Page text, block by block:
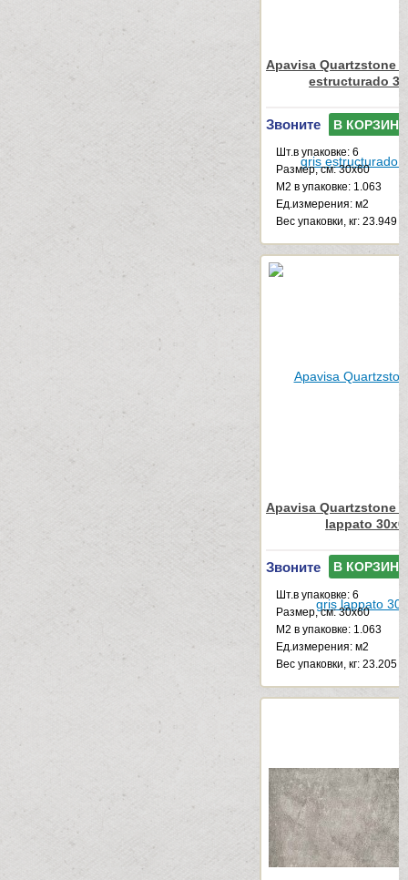
Apavisa Quartzstone
estructurado
Звоните В КОРЗИНУ
Шт.в упаковке: 6
Размер, см: 30x60
М2 в упаковке: 1.063
Ед.измерения: м2
Веc упаковки, кг: 23.949
Apavisa Quartzstone
lappato
Звоните В КОРЗИНУ
Шт.в упаковке: 6
Размер, см: 30x60
М2 в упаковке: 1.063
Ед.измерения: м2
Веc упаковки, кг: 23.205